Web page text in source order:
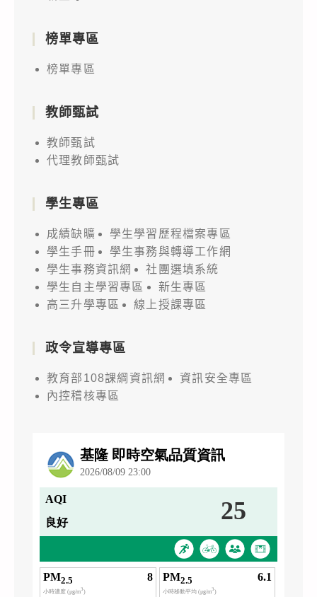
榜單專區
榜單專區
教師甄試
教師甄試
代理教師甄試
學生專區
成績缺曠
學生學習歷程檔案專區
學生手冊
學生事務與轉導工作網
學生事務資訊網
社團選填系統
學生自主學習專區
新生專區
高三升學專區
線上授課專區
政令宣導專區
教育部108課綱資訊網
資訊安全專區
內控稽核專區